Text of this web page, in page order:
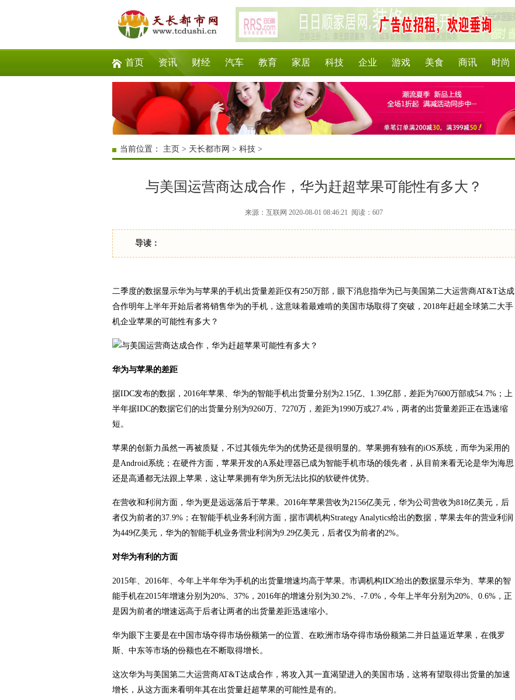
首页 资讯 财经 汽车 教育 家居 科技 企业 游戏 美食 商讯 时尚
当前位置： 主页 > 天长都市网 > 科技 >
与美国运营商达成合作，华为赶超苹果可能性有多大？
来源：互联网 2020-08-01 08:46:21 阅读：607
导读：
二季度的数据显示华为与苹果的手机出货量差距仅有250万部，眼下消息指华为已与美国第二大运营商AT&T达成
合作明年上半年开始后者将销售华为的手机，这意味着最难啃的美国市场取得了突破，2018年赶超全球第二大手
机企业苹果的可能性有多大？
华为与苹果的差距
据IDC发布的数据，2016年苹果、华为的智能手机出货量分别为2.15亿、1.39亿部，差距为7600万部或54.7%；上
半年据IDC的数据它们的出货量分别为9260万、7270万，差距为1990万或27.4%，两者的出货量差距正在迅速缩
短。
苹果的创新力虽然一再被质疑，不过其领先华为的优势还是很明显的。苹果拥有独有的iOS系统，而华为采用的
是Android系统；在硬件方面，苹果开发的A系处理器已成为智能手机市场的领先者，从目前来看无论是华为海思
还是高通都无法跟上苹果，这让苹果拥有华为所无法比拟的软硬件优势。
在营收和利润方面，华为更是远远落后于苹果。2016年苹果营收为2156亿美元，华为公司营收为818亿美元，后
者仅为前者的37.9%；在智能手机业务利润方面，据市调机构Strategy Analytics给出的数据，苹果去年的营业利润
为449亿美元，华为的智能手机业务营业利润为9.29亿美元，后者仅为前者的2%。
对华为有利的方面
2015年、2016年、今年上半年华为手机的出货量增速均高于苹果。市调机构IDC给出的数据显示华为、苹果的智
能手机在2015年增速分别为20%、37%，2016年的增速分别为30.2%、-7.0%，今年上半年分别为20%、0.6%，正
是因为前者的增速远高于后者让两者的出货量差距迅速缩小。
华为眼下主要是在中国市场夺得市场份额第一的位置、在欧洲市场夺得市场份额第二并日益逼近苹果，在俄罗
斯、中东等市场的份额也在不断取得增长。
这次华为与美国第二大运营商AT&T达成合作，将攻入其一直渴望进入的美国市场，这将有望取得出货量的加速
增长，从这方面来看明年其在出货量赶超苹果的可能性是有的。